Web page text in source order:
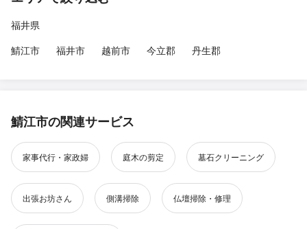
福井県
鯖江市
福井市 越前市 今立郡 丹生郡
鯖江市の関連サービス
家事代行・家政婦 庭木の剪定 墓石クリーニング
出張お坊さん 側溝掃除 仏壇掃除・修理